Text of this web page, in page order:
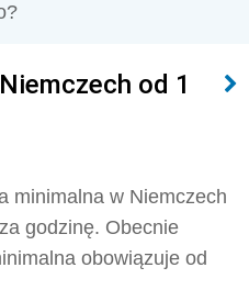
od 1
minimalna w Niemczech
godzinę. Obecnie
obowiązuje od